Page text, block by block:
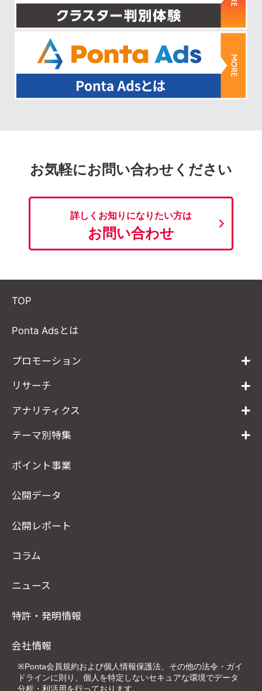
お気軽にお問い合わせください
詳しくお知りになりたい方は
お問い合わせ
TOP
Ponta Adsとは
プロモーション
リサーチ
アナリティクス
テーマ別特集
ポイント事業
公開データ
公開レポート
コラム
ニュース
特許・発明情報
会社情報
※Ponta会員規約および個人情報保護法、その他の法令・ガイ
ドラインに則り、個人を特定しないセキュアな環境でデータ
分析・利活用を行っております。